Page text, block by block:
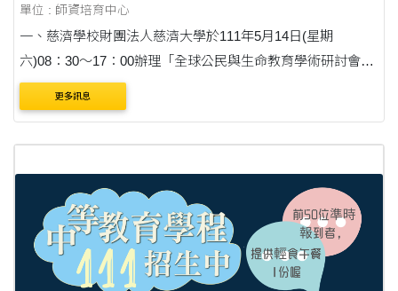
單位 : 師資培育中心
一、慈濟學校財團法人慈濟大學於111年5月14日(星期
六)08：30～17：00辦理「全球公民與生命教育學術研討會」
計畫1份，會議相關資訊請連結
https://sites.google.com/gms.tcu.edu.tw/tcuedc2022，鼓勵貴
更多訊息